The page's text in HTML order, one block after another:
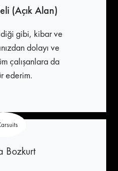
(Açık Alan)
gibi, kibar ve
dolayı ve
çalışanlara da
ederim.
Bozkurt